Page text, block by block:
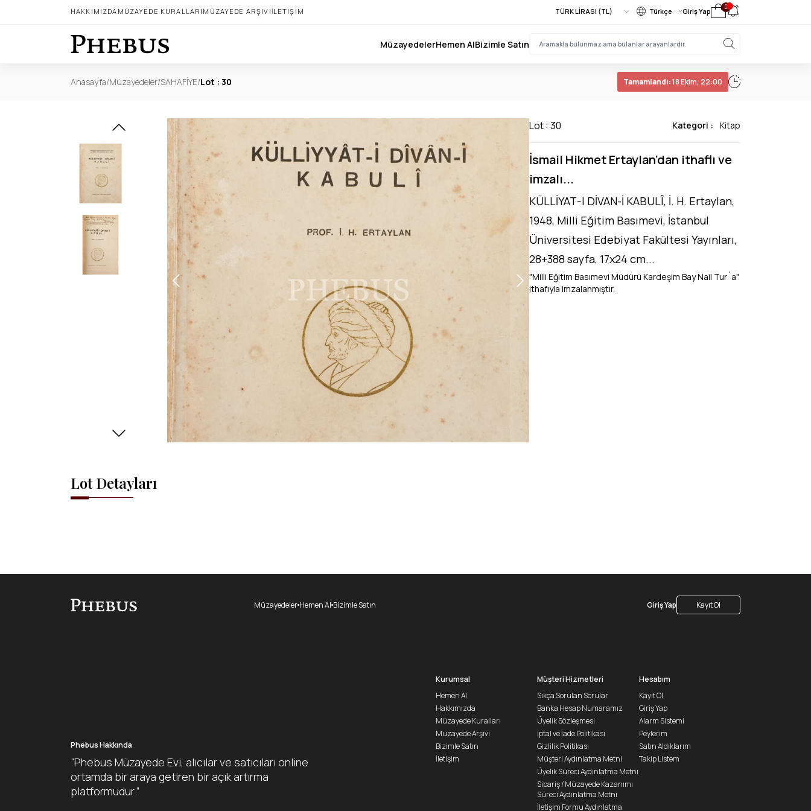
HAKKIMIZDA MÜZAYEDE KURALLARI MÜZAYEDE ARŞIVIİLETIŞIM Türkçe Giriş Yap 0
MüzayedelerHemen AlBizimle Satın
Anasayfa/Müzayedeler/SAHAFİYE/Lot : 30 Tamamlandı:18 Ekim, 22:00
Lot Detayları
Lot : 30 Kategori : Kitap
İsmail Hikmet Ertaylan'dan ithaflı ve
imzalı...
KÜLLİYAT-I DİVAN-İ KABULÎ, İ. H. Ertaylan,
1948, Milli Eğitim Basımevi, İstanbul
Üniversitesi Edebiyat Fakültesi Yayınları,
28+388 sayfa, 17x24 cm...
"Milli Eğitim Basımevi Müdürü Kardeşim Bay Nail Tur´a"
ithafıyla imzalanmıştır.
MüzayedelerHemen Al Bizimle Satın Giriş Yap Kayıt Ol
Phebus Hakkında
“Phebus Müzayede Evi, alıcılar ve satıcıları online
ortamda bir araya getiren bir açık artırma
platformudur.”
Kurumsal
Hemen Al
Hakkımızda
Müzayede Kuralları
Müzayede Arşivi
Bizimle Satın
İletişim
Müşteri Hizmetleri
Sıkça Sorulan Sorular
Banka Hesap Numaramız
Üyelik Sözleşmesi
İptal ve İade Politikası
Gizlilik Politikası
Müşteri Aydınlatma Metni
Üyelik Süreci Aydınlatma Metni
Sipariş / Müzayede Kazanımı
Süreci Aydınlatma Metni
İletişim Formu Aydınlatma
Hesabım
Kayıt Ol
Giriş Yap
Alarm Sistemi
Peylerim
Satın Aldıklarım
Takip Listem